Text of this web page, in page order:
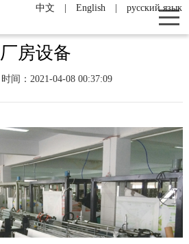
中文 English русский язык
厂房设备
时间：2021-04-08 00:37:09